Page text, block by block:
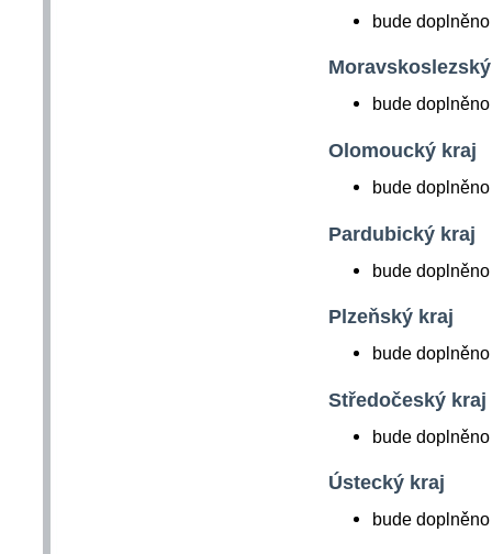
bude
bude
Olomoucký kraj
bude
Pardubický kraj
bude
Plzeňský kraj
bude
Středočeský kraj
bude
Ústecký kraj
bude